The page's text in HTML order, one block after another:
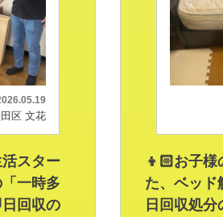
区 文花
スター
一時多
回収の
👦🏻お子
た、ベッド
日回収処